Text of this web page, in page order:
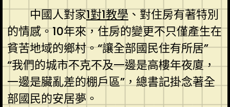
中國人對家1對1教學、對住房有著特別
的情感。10年來，住房的變更不只僅產生在
貧苦地域的鄉村。“讓全部國民住有所居”
“我們的城市不克不及一邊是高樓年夜廈，
一邊是臟亂差的棚戶區”，總書記掛念著全
部國民的安居夢。